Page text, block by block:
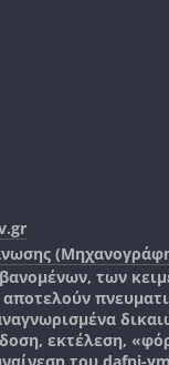
των
εκτέλεση,